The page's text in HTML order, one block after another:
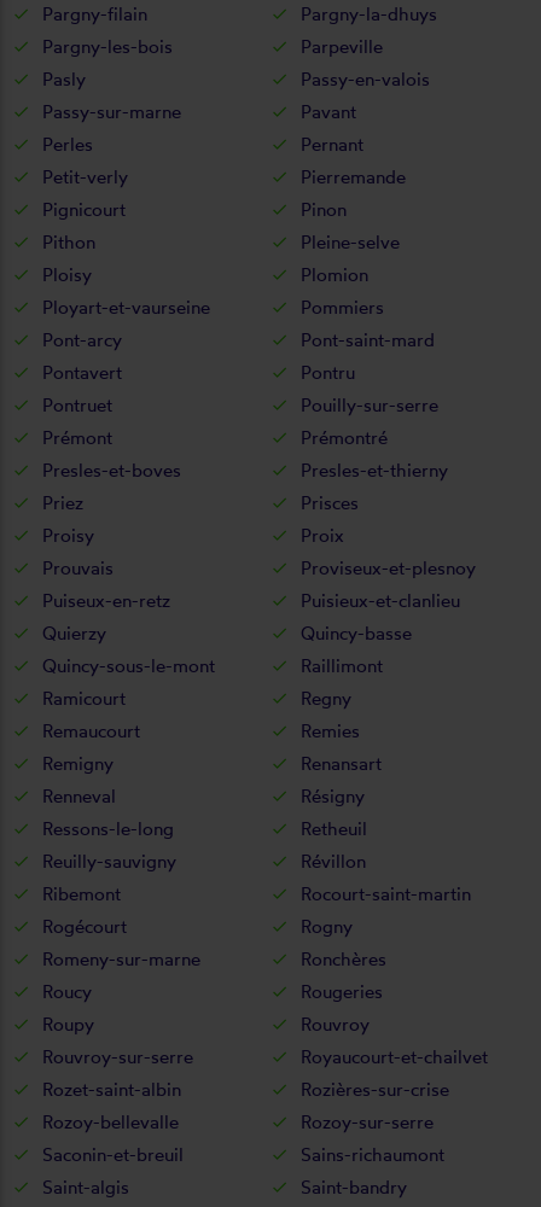
Pargny-filain
Pargny-la-dhuys
Pargny-les-bois
Parpeville
Pasly
Passy-en-valois
Passy-sur-marne
Pavant
Perles
Pernant
Petit-verly
Pierremande
Pignicourt
Pinon
Pithon
Pleine-selve
Ploisy
Plomion
Ployart-et-vaurseine
Pommiers
Pont-arcy
Pont-saint-mard
Pontavert
Pontru
Pontruet
Pouilly-sur-serre
Prémont
Prémontré
Presles-et-boves
Presles-et-thierny
Priez
Prisces
Proisy
Proix
Prouvais
Proviseux-et-plesnoy
Puiseux-en-retz
Puisieux-et-clanlieu
Quierzy
Quincy-basse
Quincy-sous-le-mont
Raillimont
Ramicourt
Regny
Remaucourt
Remies
Remigny
Renansart
Renneval
Résigny
Ressons-le-long
Retheuil
Reuilly-sauvigny
Révillon
Ribemont
Rocourt-saint-martin
Rogécourt
Rogny
Romeny-sur-marne
Ronchères
Roucy
Rougeries
Roupy
Rouvroy
Rouvroy-sur-serre
Royaucourt-et-chailvet
Rozet-saint-albin
Rozières-sur-crise
Rozoy-bellevalle
Rozoy-sur-serre
Saconin-et-breuil
Sains-richaumont
Saint-algis
Saint-bandry